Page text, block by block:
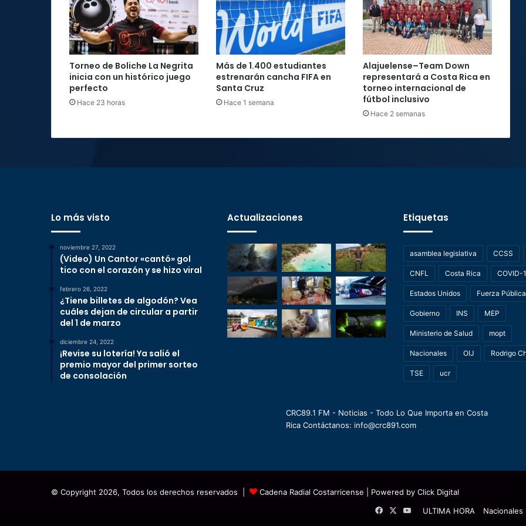
i
o
-
M
a
r
t
e
s
b
r
d
e
O
t
u
b
Torneo de Boliche La Negrita
inicia con un histórico juego
perfecto
Hace 23 horas
Más de 1.400 estudiantes
estrenarán cancha FIFA en
Santa Cruz
Hace 1 semana
Alajuelense–Team Down
representará a Costa Rica en
torneo internacional de
fútbol inclusivo
Hace 2 semanas
Lo más visto
noviembre 27, 2022
(Video) Un Cantor «cantó» gol
tico con el corazón y se hizo viral
febrero 26, 2022
¿Tiene billetes de algodón? Vea
cuáles dejan de circular a partir
del 1 de marzo
diciembre 24, 2022
¡Revise su lotería! Ya salió el
premio mayor del primer sorteo
de consolación
Actualizaciones Etiquetas
asamblea legislativa CCSS
CNFL Costa Rica COVID-
Estados Unidos Fuerza Pública
Gobierno INS MEP
Ministerio de Salud mopt
Nacionales OIJ Rodrigo
TSE ucr
CRC89.1 FM - Noticias - Todo Lo Que Importa en Costa
Rica Contáctanos: info@crc891.com
© Copyright 2026, Todos los derechos reservados | Cadena Radial Costarricense | Powered by Click Digital
ULTIMA HORA
Nacionales
FacebookYouTube